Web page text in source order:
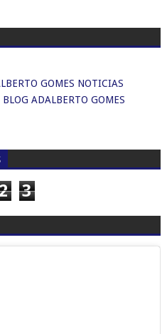
GOMES NOTICIAS
ADALBERTO GOMES
3